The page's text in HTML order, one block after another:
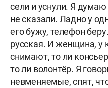
сели и уснули. Я
не сказали. Ладно у
его бужу, телефон
русская. И женщина, у
снимают, то ли
то ли волонтёр. Я
невменяемые, спят,